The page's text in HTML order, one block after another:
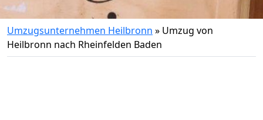
Umzugsunternehmen Heilbronn » Umzug von
Heilbronn nach Rheinfelden Baden